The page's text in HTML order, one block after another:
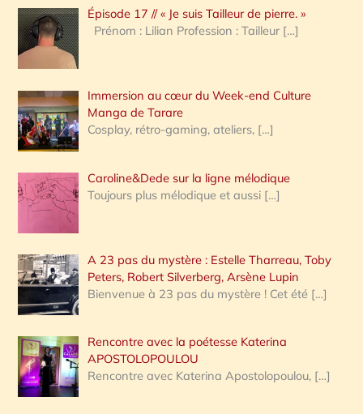
h
e
:
Épisode 17 // « Je suis Tailleur de pierre. »
Prénom : Lilian Profession : Tailleur […]
Immersion au cœur du Week-end Culture
Manga de Tarare
Cosplay, rétro-gaming, ateliers, […]
Caroline&Dede sur la ligne mélodique
Toujours plus mélodique et aussi […]
A 23 pas du mystère : Estelle Tharreau, Toby
Peters, Robert Silverberg, Arsène Lupin
Bienvenue à 23 pas du mystère ! Cet été […]
Rencontre avec la poétesse Katerina
APOSTOLOPOULOU
Rencontre avec Katerina Apostolopoulou, […]